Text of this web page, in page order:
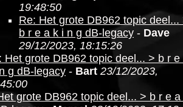
19:48:50
Re: Het grote DB962 topic deel...
b r e a k i n g dB-legacy - Dave
29/12/2023, 18:15:26
Het grote DB962 topic deel... > b r e
g dB-legacy - Bart 23/12/2023,
grote DB962 topic deel... > b r e a